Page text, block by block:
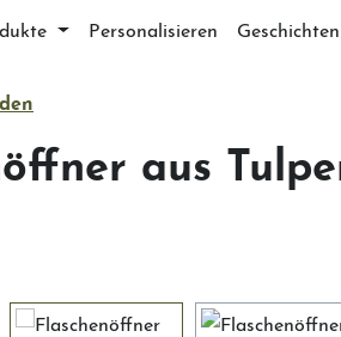
Personalisieren Geschichten
aus